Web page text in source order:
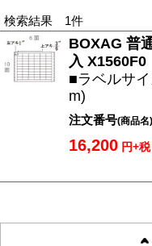
検索結果 1件
BOXAG 普
入 X1560F0
■ラベルサ
m)
注文番号(商品名)
16,200 円+税